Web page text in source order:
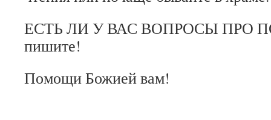
ЕСТЬ ЛИ У ВАС ВОПРОСЫ ПРО
пишите!
Помощи Божией вам!